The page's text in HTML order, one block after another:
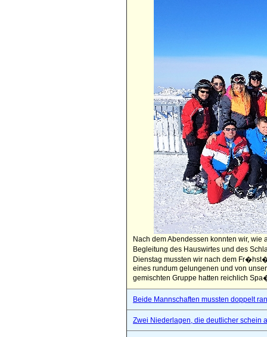
Nach dem Abendessen konnten wir,
Begleitung des Hauswirtes und des
Dienstag mussten wir nach dem
eines rundum gelungenen und von
gemischten Gruppe hatten reichlich
Beide Mannschaften mussten doppelt
Zwei Niederlagen, die deutlicher schein